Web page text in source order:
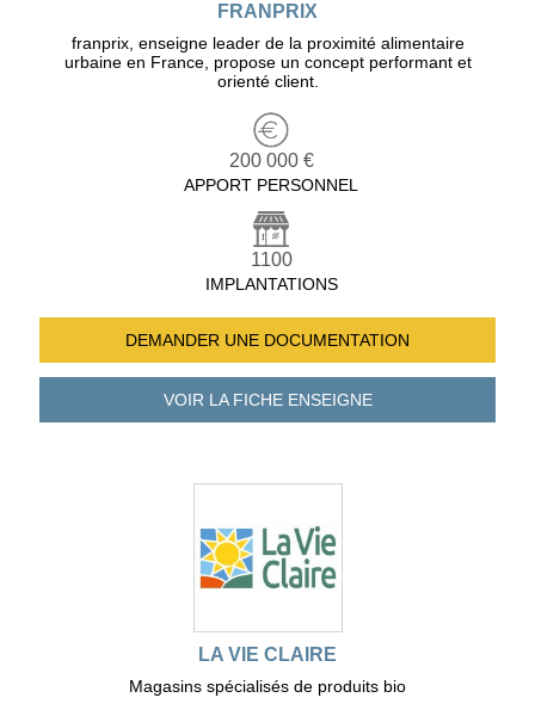
FRANPRIX
franprix, enseigne leader de la proximité alimentaire
urbaine en France, propose un concept performant et
orienté client.
200 000 €
APPORT PERSONNEL
1100
IMPLANTATIONS
DEMANDER UNE DOCUMENTATION
VOIR LA FICHEENSEIGNE
LA VIE CLAIRE
Magasins spécialisés de produits bio